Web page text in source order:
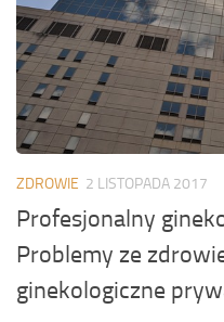
ZDROWIE 2 LISTOPADA 2017
Profesjonalny
Problemy ze
ginekologiczne